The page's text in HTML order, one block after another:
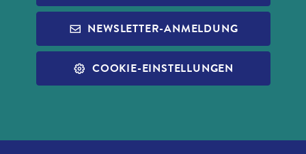
INFOS ZUR PAUSCHALREISE
REISECHECKLISTE
ALLE SERVICES
ZUG ZUM FLUG
ALDI MUSIC
ALDI NORD
NEWSLETTER-ANMELDUNG
COOKIE-EINSTELLUNGEN